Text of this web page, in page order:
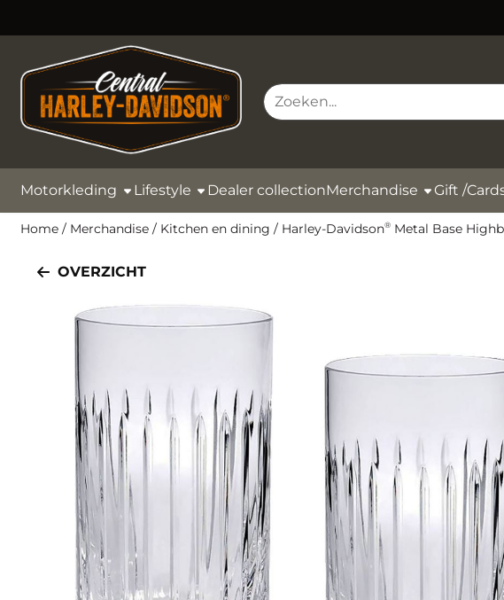
Zoeken
Motorkleding Lifestyle Dealer collectionMerchandise Gift /
Home / Merchandise / Kitchen en dining / Harley-Davidson® Metal Base
OVERZICHT